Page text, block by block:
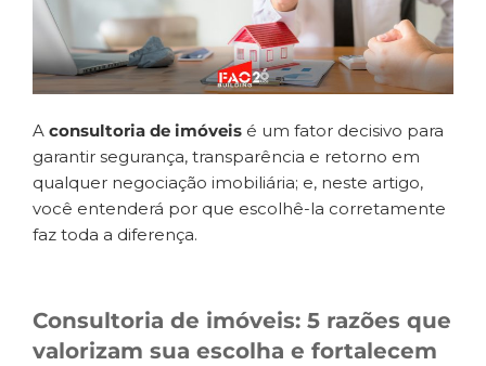
A consultoria de imóveis é um fator decisivo para
garantir segurança, transparência e retorno em
qualquer negociação imobiliária; e, neste artigo,
você entenderá por que escolhê-la corretamente
faz toda a diferença.
Consultoria de imóveis: 5 razões que
valorizam sua escolha e fortalecem